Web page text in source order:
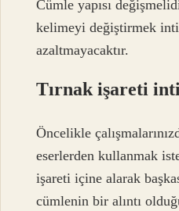
Cümle yapısı
kelimeyi değiştirmek
azaltmayacaktır.
Tırnak işareti
Öncelikle
eserlerden kullanmak
işareti içine alarak
cümlenin bir alıntı